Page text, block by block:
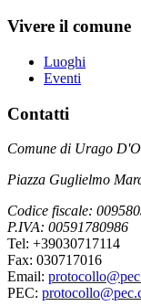
Vivere il comune
Luoghi
Eventi
Contatti
Comune di Urago
Piazza Guglielmo
Codice fiscale:
P.IVA: 00591780986
Tel: +39030717114
Fax: 030717016
Email:
PEC: